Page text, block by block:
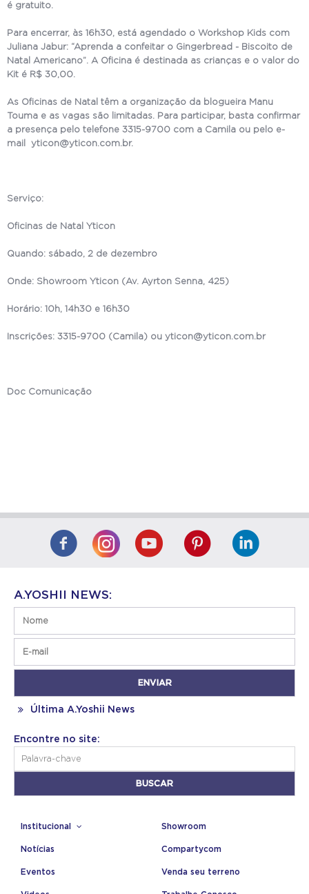
é gratuito.
Para encerrar, às 16h30, está agendado o Workshop Kids com
Juliana Jabur: “Aprenda a confeitar o Gingerbread - Biscoito de
Natal Americano”. A Oficina é destinada as crianças e o valor do
Kit é R$ 30,00.
As Oficinas de Natal têm a organização da blogueira Manu
Touma e as vagas são limitadas. Para participar, basta confirmar
a presença pelo telefone 3315-9700 com a Camila ou pelo e-
mail yticon@yticon.com.br.
Serviço:
Oficinas de Natal Yticon
Quando: sábado, 2 de dezembro
Onde: Showroom Yticon (Av. Ayrton Senna, 425)
Horário: 10h, 14h30 e 16h30
Inscrições: 3315-9700 (Camila) ou yticon@yticon.com.br
Doc Comunicação
A.YOSHII NEWS:
Última A.Yoshii News
Encontre no site:
Institucional
Notícias
Eventos
Showroom
Compartycom
Venda seu terreno